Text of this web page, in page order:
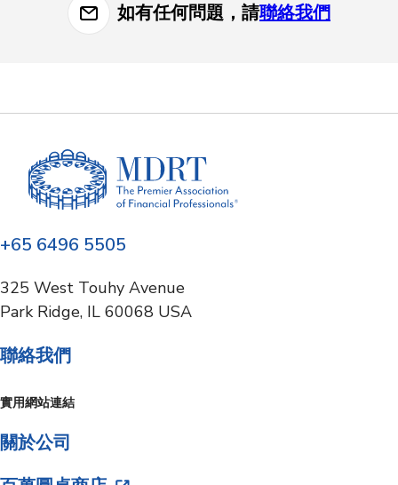
如有任何問題，請聯絡我們
+65 6496 5505
325 West Touhy Avenue
Park Ridge, IL 60068 USA
聯絡我們
實用網站連結
關於公司